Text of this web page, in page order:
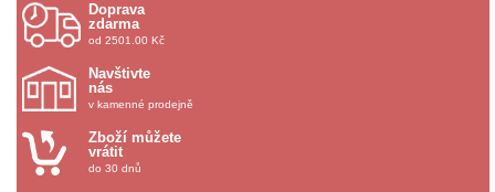
Doprava
zdarma
od 2501.00 Kč
Navštivte
nás
v kamenné prodejně
Zboží můžete
vrátit
do 30 dnů